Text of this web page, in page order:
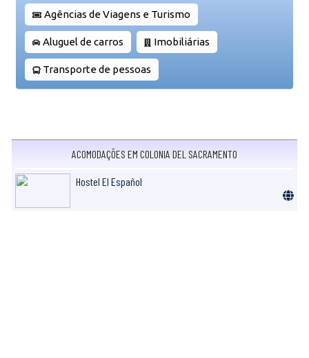
Agências de Viagens e Turismo
Aluguel de carros Imobiliárias
Transporte de pessoas
ACOMODAÇÕES EM COLONIA DEL SACRAMENTO
Hostel El Español